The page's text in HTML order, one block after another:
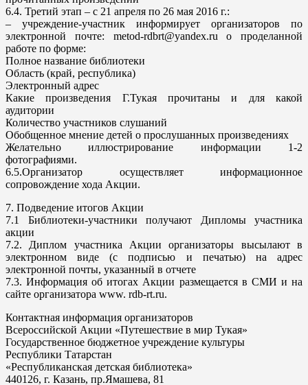
6.4. Третий этап – с 21 апреля по 26 мая 2016 г.:
– учреждение-участник информирует организаторов по
электронной почте: metod-rdbrt@yandex.ru о проделанной
работе по форме:
Полное название библиотеки
Область (край, республика)
Электронный адрес
Какие произведения Г.Тукая прочитаны и для какой
аудитории
Количество участников слушаний
Обобщенное мнение детей о прослушанных произведениях
Желательно иллюстрирование информации 1-2
фотографиями.
6.5.Организатор осуществляет информационное
сопровождение хода Акции.
7. Подведение итогов Акции
7.1 Библиотеки-участники получают Дипломы участника
акции
7.2. Диплом участника Акции организаторы высылают в
электронном виде (с подписью и печатью) на адрес
электронной почты, указанный в отчете
7.3. Информация об итогах Акции размещается в СМИ и на
сайте организатора www. rdb-rt.ru.
Контактная информация организаторов
Всероссийской Акции «Путешествие в мир Тукая»
Государственное бюджетное учреждение культуры
Республики Татарстан
«Республиканская детская библиотека»
440126, г. Казань, пр.Ямашева, 81